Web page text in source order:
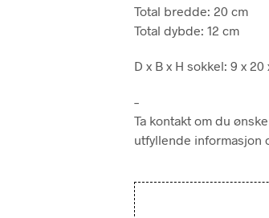
Total bredde: 20 cm
Total dybde: 12 cm
D x B x H sokkel: 9 x 20
–
Ta kontakt om du
utfyllende informasjon